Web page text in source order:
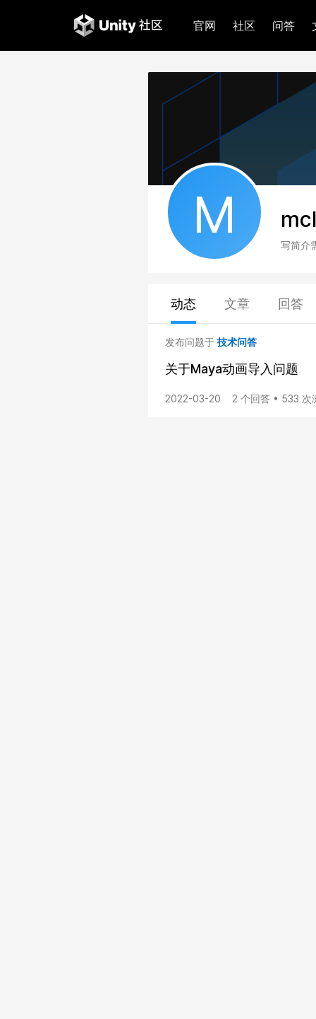
官网 社区 问答
M
写简介
动态 文章 回答
发布问题于 技术问答
关于Maya动画导入问题
2022-03-20 2 个回答 • 533 次